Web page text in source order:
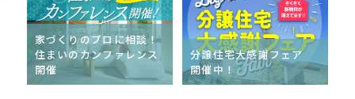
家づくりのプロに相談！
住まいのカンファレンス
開催
分譲住宅大感謝フェア
開催中！